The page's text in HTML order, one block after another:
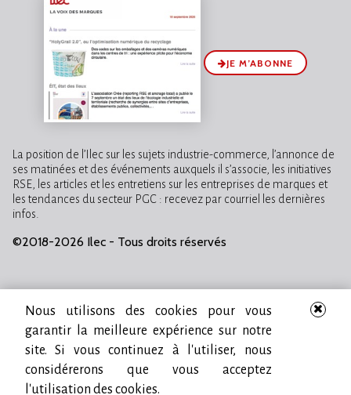
JE M’ABONNE
La position de l’Ilec sur les sujets industrie-commerce, l’annonce de
ses matinées et des événements auxquels il s’associe, les initiatives
RSE, les articles et les entretiens sur les entreprises de marques et
les tendances du secteur PGC : recevez par courriel les dernières
infos.
©2018-2026 Ilec - Tous droits réservés
Nous utilisons des cookies pour vous
garantir la meilleure expérience sur notre
site. Si vous continuez à l'utiliser, nous
considérerons que vous acceptez
l'utilisation des cookies.